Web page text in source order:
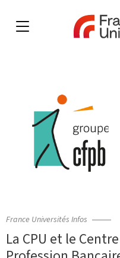
France Universités Infos
La CPU et le